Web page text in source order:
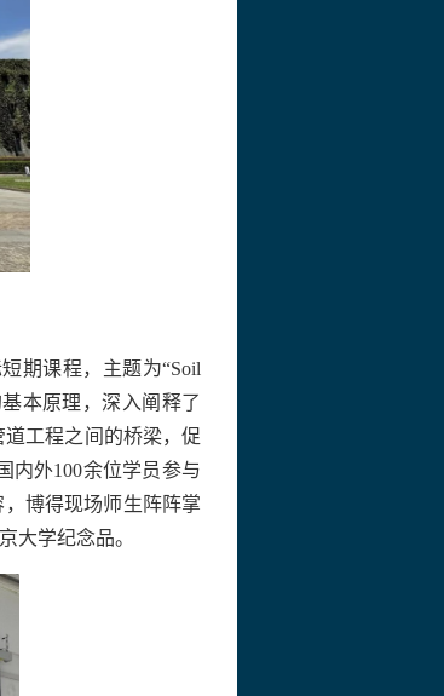
期课程，主题为“Soil
本原理，深入阐释了
工程之间的桥梁，促
内外100余位学员参与
博得现场师生阵阵掌
大学纪念品。